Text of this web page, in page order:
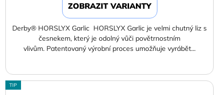
ZOBRAZIT VARIANTY
Derby® HORSLYX Garlic HORSLYX Garlic je velmi chutný liz s
česnekem, který je odolný vůči povětrnostním
vlivům. Patentovaný výrobní proces umožňuje vyrábět...
TIP